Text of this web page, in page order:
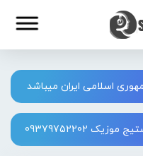
اسلامی ایران میباشد
09379752202